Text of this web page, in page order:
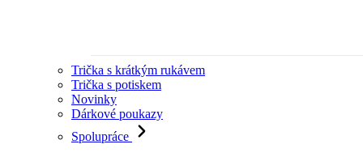
Trička s krátkým rukávem
Trička s potiskem
Novinky
Dárkové poukazy
Spolupráce